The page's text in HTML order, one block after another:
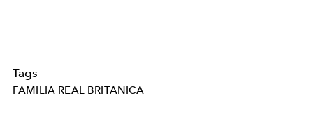
Tags
FAMILIA REAL BRITANICA